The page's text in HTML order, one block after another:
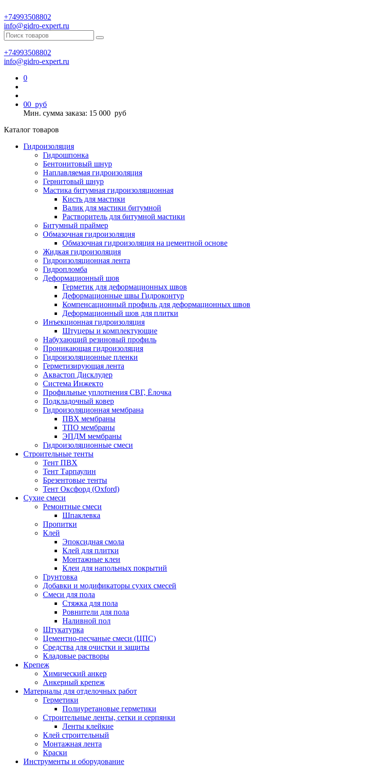
+74993508802
info@gidro-expert.ru
+74993508802
info@gidro-expert.ru
0
00 руб
Мин. сумма заказа: 15 000 руб
Каталог товаров
Гидроизоляция
Гидрошпонка
Бентонитовый шнур
Наплавляемая гидроизоляция
Гернитовый шнур
Мастика битумная гидроизоляционная
Кисть для мастики
Валик для мастики битумной
Растворитель для битумной мастики
Битумный праймер
Обмазочная гидроизоляция
Обмазочная гидроизоляция на цементной основе
Жидкая гидроизоляция
Гидроизоляционная лента
Гидропломба
Деформационный шов
Герметик для деформационных швов
Деформационные швы Гидроконтур
Компенсационный профиль для деформационных швов
Деформационный шов для плитки
Инъекционная гидроизоляция
Штуцеры и комплектующие
Набухающий резиновый профиль
Проникающая гидроизоляция
Гидроизоляционные пленки
Герметизирующая лента
Аквастоп Дисклудер
Система Инжекто
Профильные уплотнения СВГ, Ёлочка
Подкладочный ковер
Гидроизоляционная мембрана
ПВХ мембраны
ТПО мембраны
ЭПДМ мембраны
Гидроизоляционные смеси
Строительные тенты
Тент ПВХ
Тент Тарпаулин
Брезентовые тенты
Тент Оксфорд (Oxford)
Сухие смеси
Ремонтные смеси
Шпаклевка
Пропитки
Клей
Эпоксидная смола
Клей для плитки
Монтажные клеи
Клеи для напольных покрытий
Грунтовка
Добавки и модификаторы сухих смесей
Смеси для пола
Стяжка для пола
Ровнители для пола
Наливной пол
Штукатурка
Цементно-песчаные смеси (ЦПС)
Средства для очистки и защиты
Кладовые растворы
Крепеж
Химический анкер
Анкерный крепеж
Материалы для отделочных работ
Герметики
Полиуретановые герметики
Строительные ленты, сетки и серпянки
Ленты клейкие
Клей строительный
Монтажная лента
Краски
Инструменты и оборудование